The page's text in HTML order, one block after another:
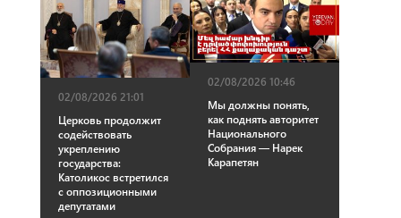
02/08/2026 21:01
Церковь продолжит
содействовать
укреплению
государства:
Католикос встретился
с оппозиционными
депутатами
02/08/2026 10:46
Мы должны понять,
как поднять авторитет
Национального
Собрания — Нарек
Карапетян